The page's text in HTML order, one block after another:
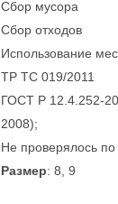
Сбор мусора
Сбор отходов
Использование
ТР ТС 019/2011
ГОСТ Р 12.4.252-
2008);
Не проверялось по
Размер: 8, 9